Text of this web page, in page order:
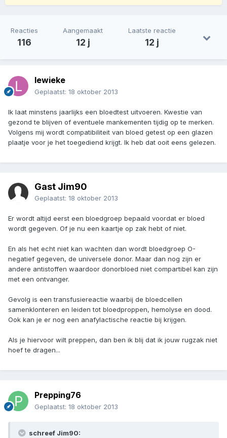
Reacties
116
Aangemaakt
12 j
Laatste reactie
12 j
lewieke
Geplaatst: 18 oktober 2013
Ik laat minstens jaarlijks een bloedtest uitvoeren. Kwestie van
gezond te blijven of eventuele mankementen tijdig op te merken.
Volgens mij wordt compatibiliteit van bloed getest op een glazen
plaatje voor je het toegediend krijgt. Ik heb dat ooit eens gelezen.
Gast Jim90
Geplaatst: 18 oktober 2013
Er wordt altijd eerst een bloedgroep bepaald voordat er bloed
wordt gegeven. Of je nu een kaartje op zak hebt of niet.
En als het echt niet kan wachten dan wordt bloedgroep O-
negatief gegeven, de universele donor. Maar dan nog zijn er
andere antistoffen waardoor donorbloed niet compartibel kan zijn
met een ontvanger.
Gevolg is een transfusiereactie waarbij de bloedcellen
samenklonteren en leiden tot bloedproppen, hemolyse en dood.
Ook kan je er nog een anafylactische reactie bij krijgen.
Als je hiervoor wilt preppen, dan ben ik blij dat ik jouw rugzak niet
hoef te dragen...
Prepping76
Geplaatst: 18 oktober 2013
schreef Jim90: